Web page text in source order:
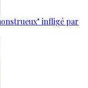
infligé par